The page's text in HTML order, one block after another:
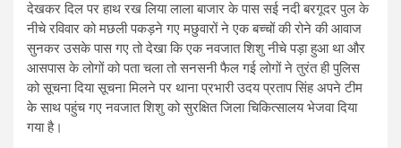
देखकर दिल पर हाथ रख लिया लाला बाजार के पास सई नदी बरगूदर पुल के
नीचे रविवार को मछली पकड़ने गए मछुवारों ने एक बच्चों की रोने की आवाज
सुनकर उसके पास गए तो देखा कि एक नवजात शिशु नीचे पड़ा हुआ था और
आसपास के लोगों को पता चला तो सनसनी फैल गई लोगों ने तुरंत ही पुलिस
को सूचना दिया सूचना मिलने पर थाना प्रभारी उदय प्रताप सिंह अपने टीम
के साथ पहुंच गए नवजात शिशु को सुरक्षित जिला चिकित्सालय भेजवा दिया
गया है।